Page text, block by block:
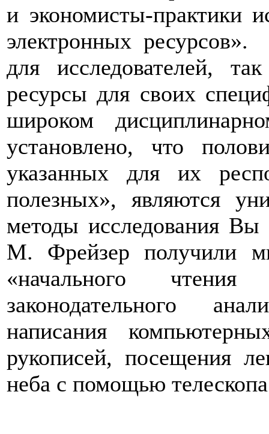
и экономисты-практики
электронных
для исследователей,
ресурсы для своих
широком
установлено, что
указанных для их
полезных», являются
методы исследования
М. Фрейзер получили
«начального
законодательного
написания
рукописей, посещения
неба с помощью